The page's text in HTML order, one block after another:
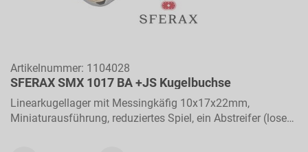
Artikelnummer: 1104028
SFERAX SMX 1017 BA +JS Kugelbuchse
Linearkugellager mit Messingkäfig 10x17x22mm,
Miniaturausführung, reduziertes Spiel, ein Abstreifer (lose